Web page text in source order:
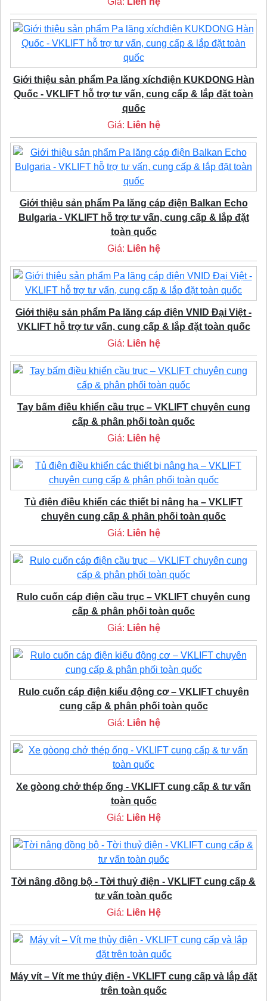
Giới thiệu sản phẩm Pa lăng xíchđiện KUKDONG Hàn
Quốc - VKLIFT hỗ trợ tư vấn, cung cấp & lắp đặt toàn
quốc
Giá: Liên hệ
Giới thiệu sản phẩm Pa lăng cáp điện Balkan Echo
Bulgaria - VKLIFT hỗ trợ tư vấn, cung cấp & lắp đặt
toàn quốc
Giá: Liên hệ
Giới thiệu sản phẩm Pa lăng cáp điện VNID Đại Việt -
VKLIFT hỗ trợ tư vấn, cung cấp & lắp đặt toàn quốc
Giá: Liên hệ
Tay bấm điều khiển cầu trục – VKLIFT chuyên cung
cấp & phân phối toàn quốc
Giá: Liên hệ
Tủ điện điều khiển các thiết bị nâng hạ – VKLIFT
chuyên cung cấp & phân phối toàn quốc
Giá: Liên hệ
Rulo cuốn cáp điện cầu trục – VKLIFT chuyên cung
cấp & phân phối toàn quốc
Giá: Liên hệ
Rulo cuốn cáp điện kiểu động cơ – VKLIFT chuyên
cung cấp & phân phối toàn quốc
Giá: Liên hệ
Xe gòong chở thép ống - VKLIFT cung cấp & tư vấn
toàn quốc
Giá: Liên Hệ
Tời nâng đồng bộ - Tời thuỷ điện - VKLIFT cung cấp &
tư vấn toàn quốc
Giá: Liên Hệ
Máy vít – Vít me thủy điện - VKLIFT cung cấp và lắp đặt
trên toàn quốc